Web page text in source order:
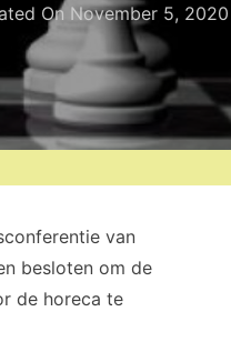
On November 5, 2020
van
besloten om de
de horeca te